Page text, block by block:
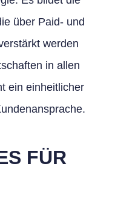
über Paid- und
werden
in allen
ein einheitlicher
FÜR